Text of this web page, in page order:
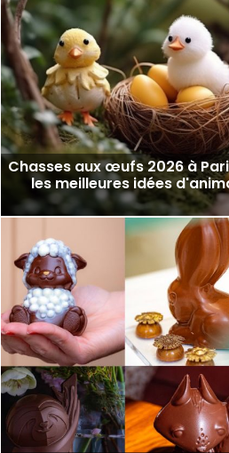
Chasses aux œufs 2026 à
les meilleures idées